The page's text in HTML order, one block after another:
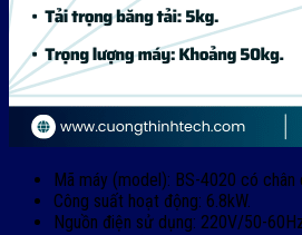
Mã máy (model): BS-4020 có chân
Công suất hoạt động: 6.8kW.
Nguồn điện sử dụng: 220V/50-